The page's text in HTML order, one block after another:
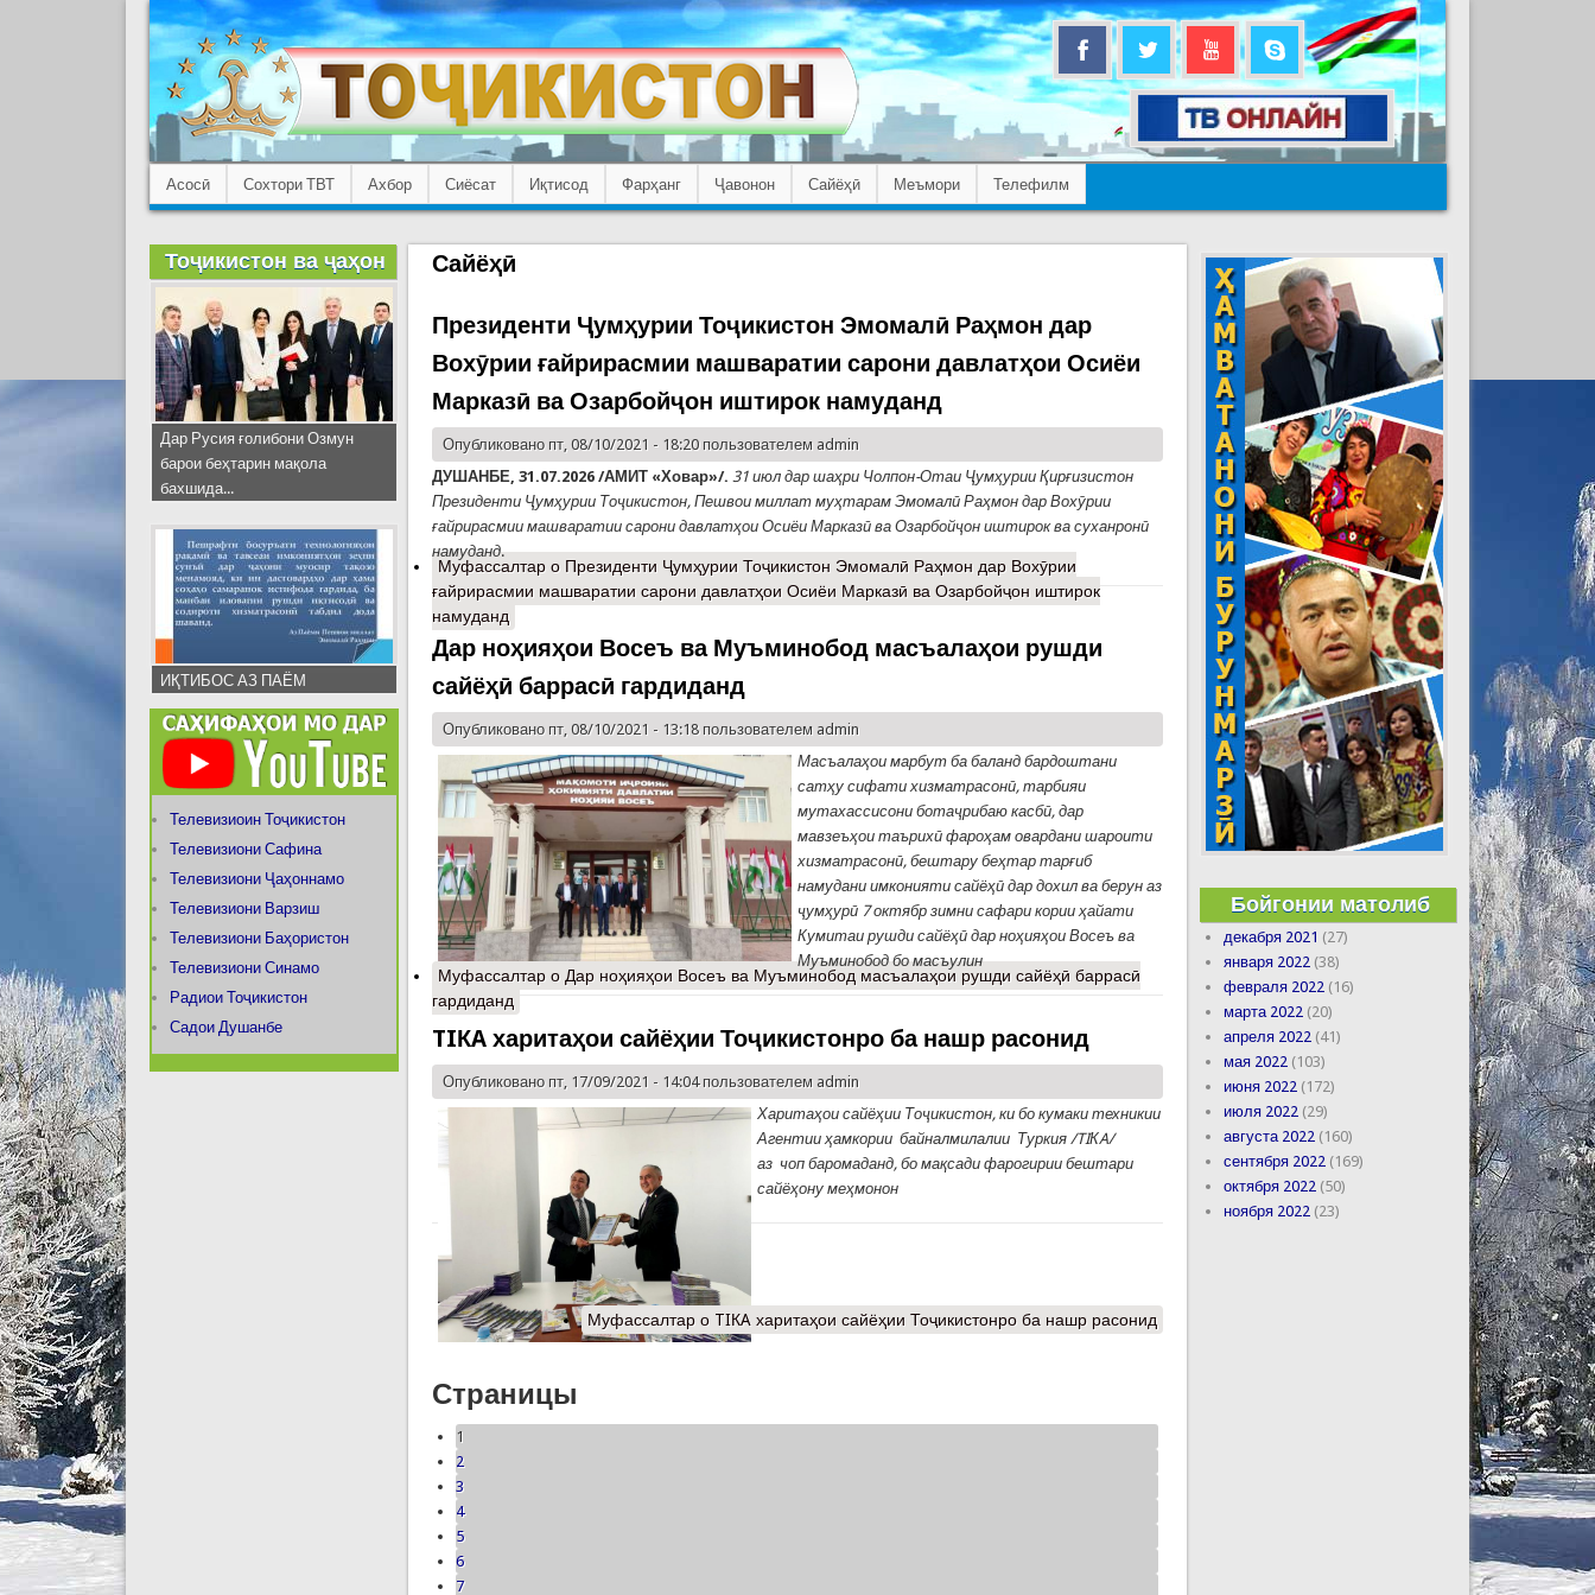
Асосӣ Сохтори ТВТ Ахбор Сиёсат Иқтисод Фарҳанг Ҷавонон Сайёҳӣ Меъмори Телефилм
Сайёҳӣ
Президенти Ҷумҳурии Тоҷикистон Эмомалӣ Раҳмон дар
Вохӯрии ғайрирасмии машваратии сарони давлатҳои Осиёи
Марказӣ ва Озарбойҷон иштирок намуданд
Опубликовано пт, 08/10/2021 - 18:20 пользователем admin
ДУШАНБЕ, 31.07.2026 /АМИТ «Ховар»/. 31 июл дар шаҳри Чолпон-Отаи Ҷумҳурии Қирғизистон
Президенти Ҷумҳурии Тоҷикистон, Пешвои миллат муҳтарам Эмомалӣ Раҳмон дар Вохӯрии
ғайрирасмии машваратии сарони давлатҳои Осиёи Марказӣ ва Озарбойҷон иштирок ва суханронӣ
намуданд.
Муфассалтар о Президенти Ҷумҳурии Тоҷикистон Эмомалӣ Раҳмон дар Вохӯрии
ғайрирасмии машваратии сарони давлатҳои Осиёи Марказӣ ва Озарбойҷон иштирок
намуданд
Дар ноҳияҳои Восеъ ва Муъминобод масъалаҳои рушди
сайёҳӣ баррасӣ гардиданд
Опубликовано пт, 08/10/2021 - 13:18 пользователем admin
Масъалаҳои марбут ба баланд бардоштани
сатҳу сифати хизматрасонӣ, тарбияи
мутахассисони ботаҷрибаю касбӣ, дар
мавзеъҳои таърихӣ фароҳам овардани шароити
хизматрасонӣ, бештару беҳтар тарғиб
намудани имконияти сайёҳӣ дар дохил ва берун аз
ҷумҳурӣ 7 октябр зимни сафари кории ҳайати
Кумитаи рушди сайёҳӣ дар ноҳияҳои Восеъ ва
Муъминобод бо масъулин
Муфассалтар о Дар ноҳияҳои Восеъ ва Муъминобод масъалаҳои рушди сайёҳӣ баррасӣ
гардиданд
TIКA харитаҳои сайёҳии Тоҷикистонро ба нашр расонид
Опубликовано пт, 17/09/2021 - 14:04 пользователем admin
Харитаҳои сайёҳии Тоҷикистон,ки бо кумаки техникии
Агентииҳамкории байналмилалии Туркия /TIКA/
аз чоп баромаданд,бо мақсади фарогирии бештари
сайёҳону меҳмонон
Муфассалтаро TIКA харитаҳои сайёҳии Тоҷикистонро ба нашр расонид
Страницы
1
2
3
4
5
6
7
Тоҷикистон ва ҷаҳон
Дар Русия ғолибони Озмун
барои беҳтарин мақола
бахшида...
ИҚТИБОС АЗ ПАЁМ
Телевизиоин Тоҷикистон
Телевизиони Сафина
Телевизиони Ҷаҳоннамо
Телевизиони Варзиш
Телевизиони Баҳористон
Телевизиони Синамо
Радиои Тоҷикистон
Садои Душанбе
Бойгонии матолиб
декабря 2021 (27)
января 2022 (38)
февраля 2022 (16)
марта 2022 (20)
апреля 2022 (41)
мая 2022 (103)
июня 2022 (172)
июля 2022 (29)
августа 2022 (160)
сентября 2022 (169)
октября 2022 (50)
ноября 2022 (23)